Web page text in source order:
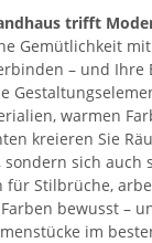
trifft
Gemütlichkeit
– und Ihre
warmen
kreieren Sie
sondern sich auch
für Stilbrüche,
bewusst –
im